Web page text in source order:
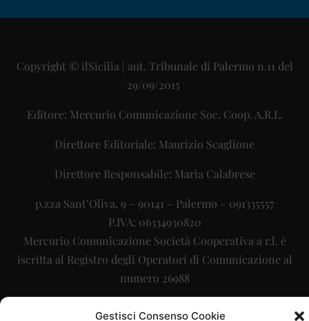
Gestisci Consenso Cookie
Copyright © ilSicilia | aut. Tribunale di Palermo n.11 del
29/09/2015
Editore: Mercurio Comunicazione Soc. Coop. A.R.L.
Direttore Editoriale: Maurizio Scaglione
Direttore Responsabile: Maria Calabrese
p.zza Sant’Oliva, 9 – 90141 – Palermo – 091335557
P.IVA: 06334930820
Mercurio Comunicazione Società Cooperativa a r.l. è
iscritta al Registro degli Operatori di Comunicazione al
numero 26988